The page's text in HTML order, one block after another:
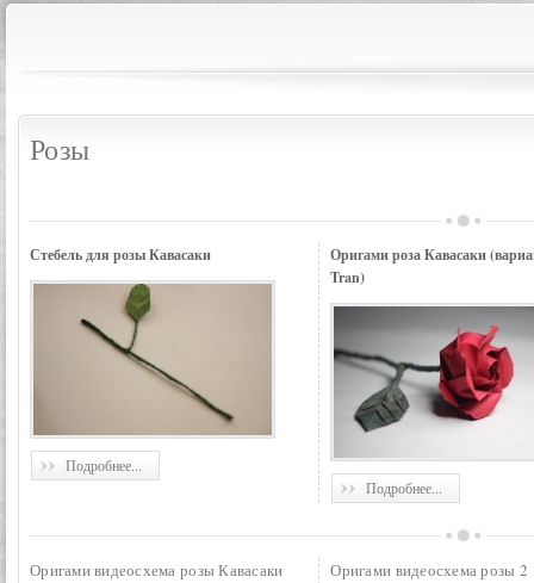
Розы
Стебель для розы Кавасаки
Подробнее...
Оригами роза Кавасаки
Tran)
Подробнее...
Оригами видеосхема розы Кавасаки
Оригами видеосхема розы 2